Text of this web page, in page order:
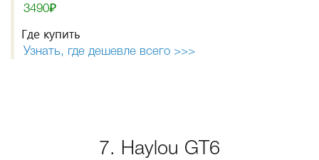
3490₽
Где купить
Узнать, где дешевле всего >>>
7. Haylou GT6